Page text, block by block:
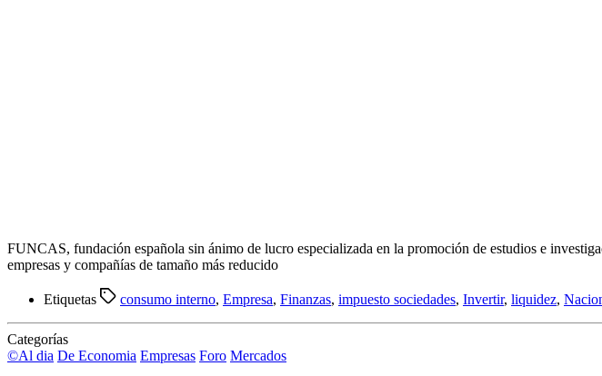
FUNCAS, fundación española sin ánimo de lucro especializada en la promoción de estudios e
empresas y compañías de tamaño más reducido
Etiquetas consumo interno, Empresa, Finanzas, impuesto sociedades, Invertir, liquidez,
Categorías
©Al dia De Economia Empresas Foro Mercados